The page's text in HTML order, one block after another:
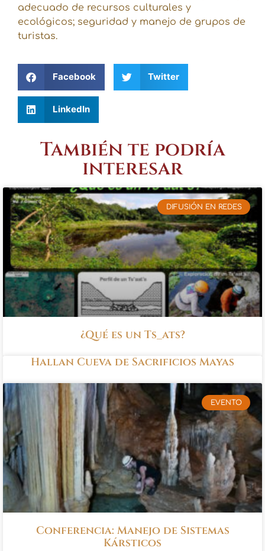
adecuado de recursos culturales y
ecológicos; seguridad y manejo de grupos de
turistas.
Facebook Twitter
LinkedIn
También te podría
interesar
DIFUSIÓN EN REDES
¿Qué es un Ts_ats?
Hallan Cueva de Sacrificios Mayas
EVENTO
Conferencia: Manejo de Sistemas
Kársticos